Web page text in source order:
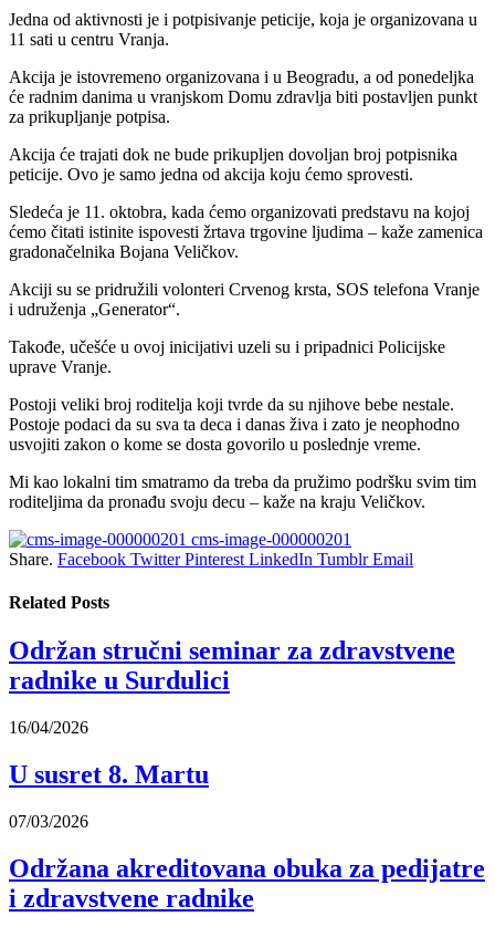
Jedna od aktivnosti je i potpisivanje peticije, koja je organizovana u
11 sati u centru Vranja.
Akcija je istovremeno organizovana i u Beogradu, a od ponedeljka
će radnim danima u vranjskom Domu zdravlja biti postavljen punkt
za prikupljanje potpisa.
Akcija će trajati dok ne bude prikupljen dovoljan broj potpisnika
peticije. Ovo je samo jedna od akcija koju ćemo sprovesti.
Sledeća je 11. oktobra, kada ćemo organizovati predstavu na kojoj
ćemo čitati istinite ispovesti žrtava trgovine ljudima – kaže zamenica
gradonačelnika Bojana Veličkov.
Akciji su se pridružili volonteri Crvenog krsta, SOS telefona Vranje
i udruženja „Generator“.
Takođe, učešće u ovoj inicijativi uzeli su i pripadnici Policijske
uprave Vranje.
Postoji veliki broj roditelja koji tvrde da su njihove bebe nestale.
Postoje podaci da su sva ta deca i danas živa i zato je neophodno
usvojiti zakon o kome se dosta govorilo u poslednje vreme.
Mi kao lokalni tim smatramo da treba da pružimo podršku svim tim
roditeljima da pronađu svoju decu – kaže na kraju Veličkov.
cms-image-000000201
Share. Facebook Twitter Pinterest LinkedIn Tumblr Email
Related Posts
Održan stručni seminar za zdravstvene
radnike u Surdulici
16/04/2026
U susret 8. Martu
07/03/2026
Održana akreditovana obuka za pedijatre
i zdravstvene radnike